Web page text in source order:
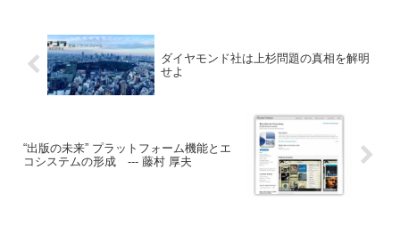
ダイヤモンド社は上杉問題の真相を解明
せよ
“出版の未来” プラットフォーム機能とエ
コシステムの形成 --- 藤村 厚夫